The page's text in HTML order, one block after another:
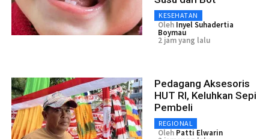
KESEHATAN
Oleh Inyel Suhadertia
Boymau
2 jam yang lalu
Pedagang Aksesoris
HUT RI, Keluhkan Sepi
Pembeli
REGIONAL
Oleh Patti Elwarin